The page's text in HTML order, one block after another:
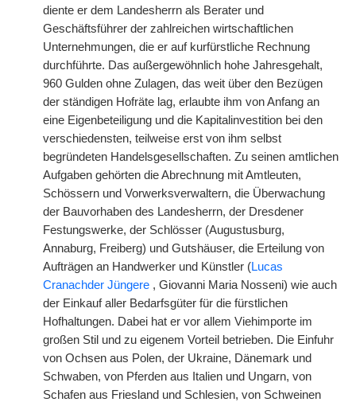
diente er dem Landesherrn als Berater und
Geschäftsführer der zahlreichen wirtschaftlichen
Unternehmungen, die er auf kurfürstliche Rechnung
durchführte. Das außergewöhnlich hohe Jahresgehalt,
960 Gulden ohne Zulagen, das weit über den Bezügen
der ständigen Hofräte lag, erlaubte ihm von Anfang an
eine Eigenbeteiligung und die Kapitalinvestition bei den
verschiedensten, teilweise erst von ihm selbst
begründeten Handelsgesellschaften. Zu seinen amtlichen
Aufgaben gehörten die Abrechnung mit Amtleuten,
Schössern und Vorwerksverwaltern, die Überwachung
der Bauvorhaben des Landesherrn, der Dresdener
Festungswerke, der Schlösser (Augustusburg,
Annaburg, Freiberg) und Gutshäuser, die Erteilung von
Aufträgen an Handwerker und Künstler (Lucas
Cranachder Jüngere , Giovanni Maria Nosseni) wie auch
der Einkauf aller Bedarfsgüter für die fürstlichen
Hofhaltungen. Dabei hat er vor allem Viehimporte im
großen Stil und zu eigenem Vorteil betrieben. Die Einfuhr
von Ochsen aus Polen, der Ukraine, Dänemark und
Schwaben, von Pferden aus Italien und Ungarn, von
Schafen aus Friesland und Schlesien, von Schweinen